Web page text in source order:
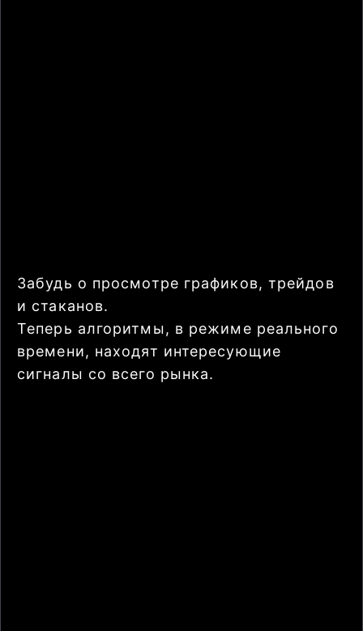
Забудь о просмотре графиков, трейдов
и стаканов.
Теперь алгоритмы, в режиме реального
времени, находят интересующие
сигналы со всего рынка.